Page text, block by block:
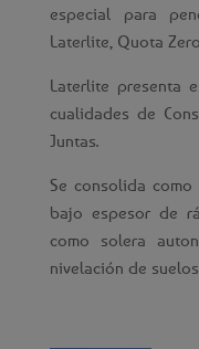
especial para
Laterlite, Quota
Laterlite presenta
cualidades de
Juntas.
Se consolida
bajo espesor de
como solera
nivelación de